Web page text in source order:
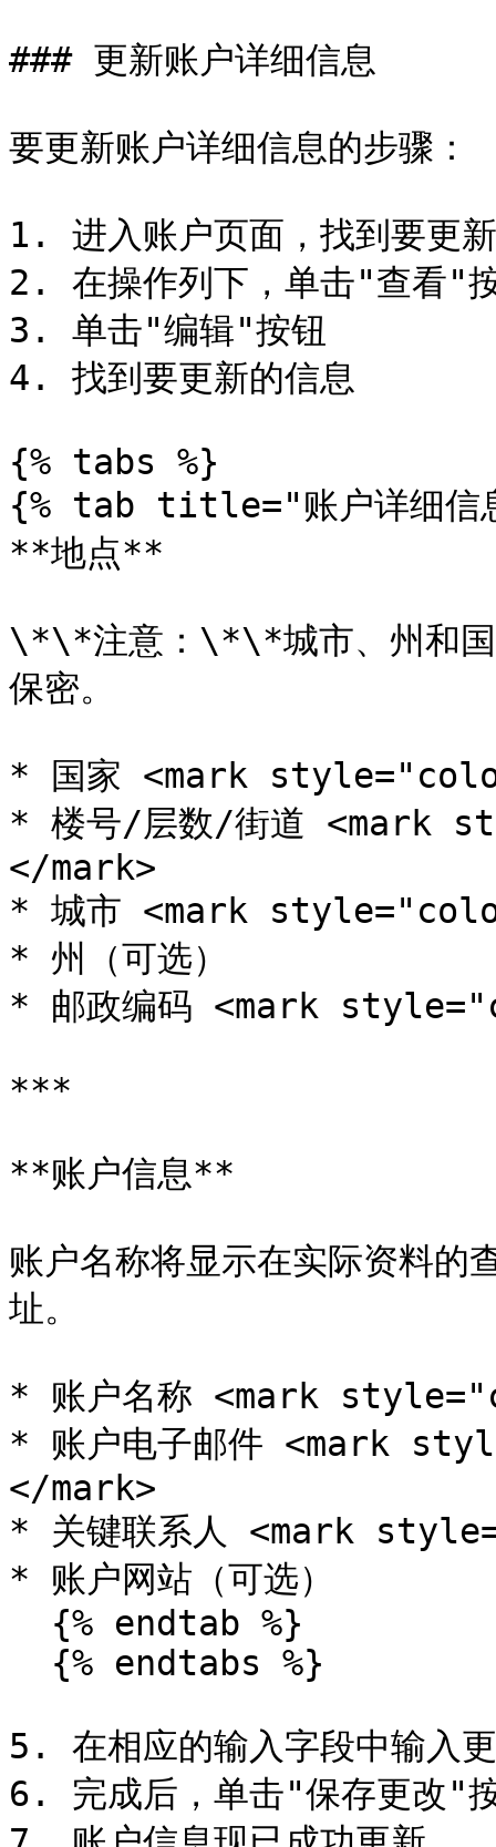
### 更新账户详细信息
要更新账户详细信息的步骤：
1. 进入账户页面，找到要更
2. 在操作列下，单击"查看"
3. 单击"编辑"按钮
4. 找到要更新的信息
{% tabs %}
{% tab title="账户详细信
**地点**
\*\*注意：\*\*城市、州和国
保密。
* 国家 <mark
* 楼号/层数/街道 <mark
</mark>
* 城市 <mark
* 州（可选）
* 邮政编码 <mark
***
**账户信息**
账户名称将显示在实际资料的
址。
* 账户名称 <mark
* 账户电子邮件 <mark
</mark>
* 关键联系人 <mark
* 账户网站（可选）
5. 在相应的输入字段中输入
6. 完成后，单击"保存更改"